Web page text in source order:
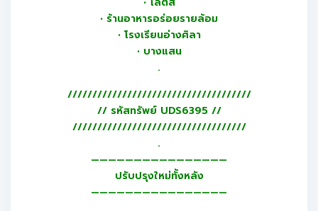
• ร้านอาหารอร่อยรายล้อม
• โรงเรียนอ่างศิลา
• บางแสน
.
/////////////////////////////////////
// รหัสทรัพย์ UDS6395 //
///////////////////////////////////
.
————————————————
ปรับปรุงใหม่ทั้งหลัง
————————————————